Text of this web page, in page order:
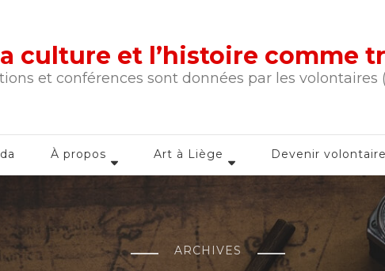
culture et l’histoire comme
et conférences sont données par les volontaires
À propos Art à Liège Devenir volontaire
ARCHIVES